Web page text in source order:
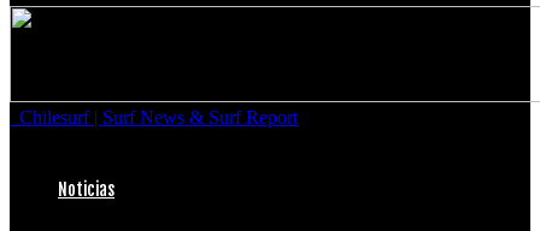
Chilesurf | Surf News & Surf Report
Noticias